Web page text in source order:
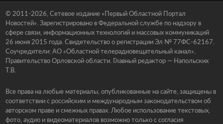
© 2011-2026, Сетевое издание «Первый Областной Портал
Новостей». Зарегистрировано в Федеральной службе по надзору в
сфере связи, информационных технологий и массовых коммуникаций
26 июня 2015 года. Свидетельство о регистрации Эл № 77ФС-62167.
Соучредители: АО «Областной телерадиовещательный канал»,
Правительство Орловской области. Главный редактор — Напольских
Т.В.
Все права на любые материалы, опубликованные на сайте, защищены в
соответствии с российским и международным законодательством об
авторском праве и смежных правах. Любое использование текстовых,
фото, аудио и видеоматериалов возможно только с согласия